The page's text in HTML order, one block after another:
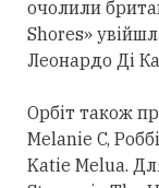
очолили
Shores»
Леонардо Ді
Орбіт також
Melanie C,
Katie Melua.